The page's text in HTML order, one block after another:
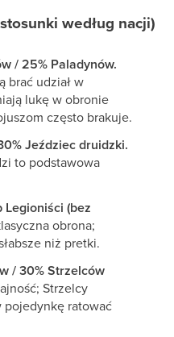
według nacji)
/ 25% Paladynów.
brać udział w
lukę w obronie
często brakuje.
Jeździec druidzki.
to podstawowa
(bez
obrona;
niż pretki.
/ 30% Strzelców
Strzelcy
ratować